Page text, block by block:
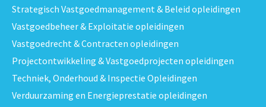
Strategisch Vastgoedmanagement & Beleid opleidingen
Vastgoedbeheer & Exploitatie opleidingen
Vastgoedrecht & Contracten opleidingen
Projectontwikkeling & Vastgoedprojecten opleidingen
Techniek, Onderhoud & Inspectie Opleidingen
Verduurzaming en Energieprestatie opleidingen